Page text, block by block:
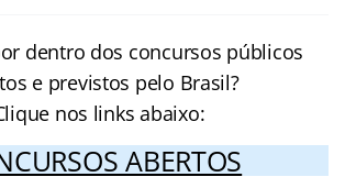
dentro dos concursos públicos
e previstos pelo Brasil?
nos links abaixo:
ABERTOS